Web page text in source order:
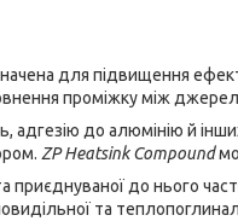
для підвищення
проміжку між
адгезію до алюмінію й
ZP Heatsink Compound
приєднуваної до нього
та